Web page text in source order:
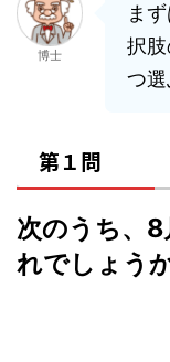
博士
ま
択
つ選
第１問
次のうち、
れでしょう